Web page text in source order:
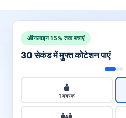
ऑनलाइन 15% तक बचाएं
30 सेकंड में मुफ्त कोटेशन पाएं
1 वयस्क